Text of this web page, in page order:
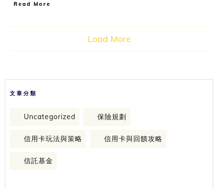
Read More
Load More
文章分類
Uncategorized 保險規劃
信用卡玩法與策略 信用卡與回饋攻略
信託基金